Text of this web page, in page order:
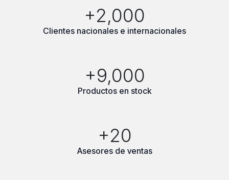
+2,000
Clientes nacionales e internacionales
+9,000
Productos en stock
+20
Asesores de ventas